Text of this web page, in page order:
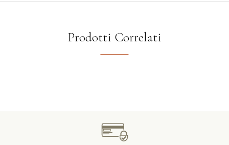
Prodotti Correlati